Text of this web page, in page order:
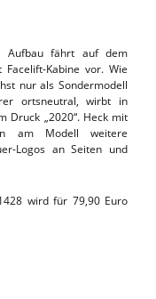
Aufbau fährt auf dem
Kabine vor. Wie
nur als Sondermodell
ortsneutral, wirbt in
Druck „2020“. Heck mit
am Modell weitere
Logos an Seiten und
wird für 79,90 Euro